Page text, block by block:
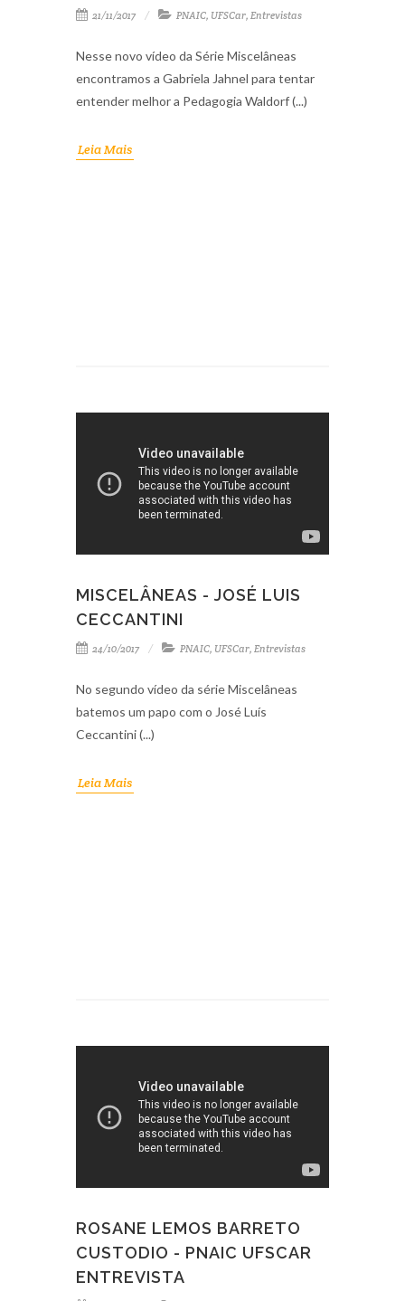
21/11/2017 PNAIC, UFSCar, Entrevistas
Nesse novo vídeo da Série Miscelâneas
encontramos a Gabriela Jahnel para tentar
entender melhor a Pedagogia Waldorf (...)
Leia Mais
MISCELÂNEAS - JOSÉ LUIS
CECCANTINI
24/10/2017 PNAIC, UFSCar, Entrevistas
No segundo vídeo da série Miscelâneas
batemos um papo com o José Luís
Ceccantini (...)
Leia Mais
ROSANE LEMOS BARRETO
CUSTODIO - PNAIC UFSCAR
ENTREVISTA